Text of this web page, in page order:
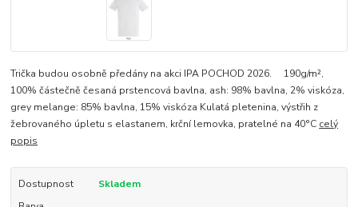
Trička budou osobně předány na akci IPA POCHOD 2026. 190g/m²,
100% částečně česaná prstencová bavlna, ash: 98% bavlna, 2% viskóza,
grey melange: 85% bavlna, 15% viskóza Kulatá pletenina, výstřih z
žebrovaného úpletu s elastanem, krční lemovka, pratelné na 40°C celý
popis
Dostupnost
Skladem